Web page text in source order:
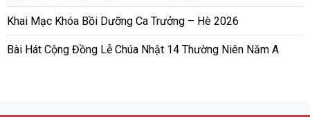
Khai Mạc Khóa Bồi Dưỡng Ca Trưởng – Hè 2026
Bài Hát Cộng Đồng Lễ Chúa Nhật 14 Thường Niên Năm A